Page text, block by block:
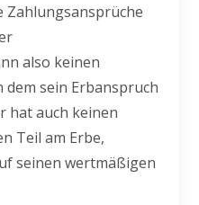
Zahlungsansprüche
also keinen
sein Erbanspruch
hat auch keinen
Teil am Erbe,
seinen wertmäßigen